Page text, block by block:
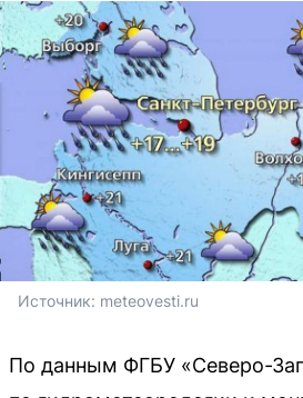
Источник: meteovesti.ru
По данным ФГБУ «Северо-